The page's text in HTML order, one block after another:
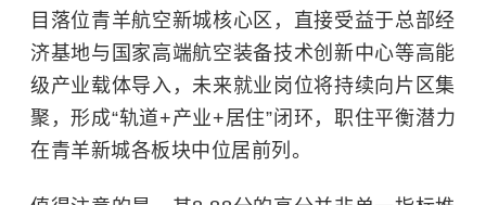
目落位青羊航空新城核心区，直接受益于总部经
济基地与国家高端航空装备技术创新中心等高能
级产业载体导入，未来就业岗位将持续向片区集
聚，形成“轨道+产业+居住”闭环，职住平衡潜力
在青羊新城各板块中位居前列。